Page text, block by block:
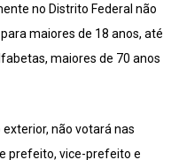
no Distrito Federal não
maiores de 18 anos, até
maiores de 70 anos
não votará nas
prefeito, vice-prefeito e